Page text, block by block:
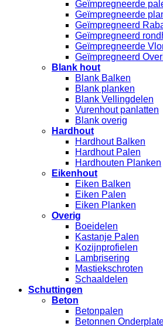
Geïmpregneerde
Geïmpregneerde
Geïmpregneerd
Geïmpregneerd
Geïmpregneerde
Geïmpregneerd
Blank hout
Blank Balken
Blank planken
Blank Vellingdelen
Vurenhout panlatten
Blank overig
Hardhout
Hardhout Balken
Hardhout Palen
Hardhouten Planken
Eikenhout
Eiken Balken
Eiken Palen
Eiken Planken
Overig
Boeidelen
Kastanje Palen
Kozijnprofielen
Lambrisering
Mastiekschroten
Schaaldelen
Schuttingen
Beton
Betonpalen
Betonnen